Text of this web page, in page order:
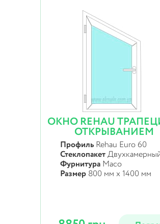
ОКНО REHAU
ОТКРЫВАНИЕМ
Профиль Rehau Euro 60
Стеклопакет
Фурнитура Maco
Размер 800 мм х 1400 мм